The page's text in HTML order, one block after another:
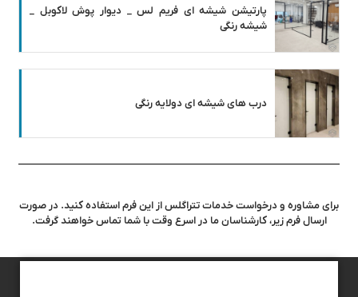
پارتیشن شیشه ای فریم لس _ دیوار پوش لاکوبل _
شیشه رنگی
درب های شیشه ای دولایه رنگی
برای مشاوره و درخواست خدمات تتراگلس از این فرم استفاده کنید. در صورت
ارسال فرم زیر، کارشناسان ما در اسرع وقت با شما تماس خواهند گرفت.